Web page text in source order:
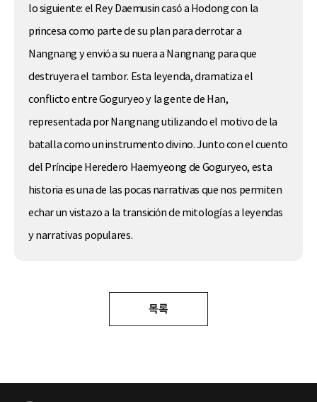
lo siguiente: el Rey Daemusin casó a Hodong con la
princesa como parte de su plan para derrotar a
Nangnang y envió a su nuera a Nangnang para que
destruyera el tambor. Esta leyenda, dramatiza el
conflicto entre Goguryeo y la gente de Han,
representada por Nangnang utilizando el motivo de la
batalla como un instrumento divino. Junto con el cuento
del Príncipe Heredero Haemyeong de Goguryeo, esta
historia es una de las pocas narrativas que nos permiten
echar un vistazo a la transición de mitologías a leyendas
y narrativas populares.
목록